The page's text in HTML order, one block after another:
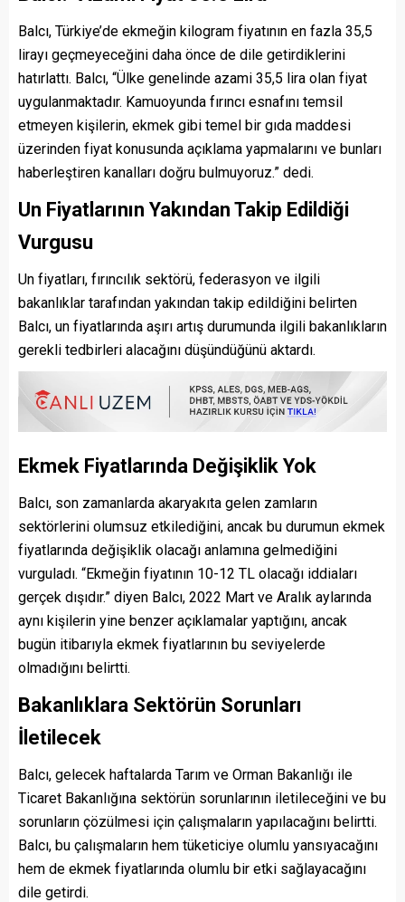
Balcı, Türkiye’de ekmeğin kilogram fiyatının en fazla 35,5
lirayı geçmeyeceğini daha önce de dile getirdiklerini
hatırlattı. Balcı, “Ülke genelinde azami 35,5 lira olan fiyat
uygulanmaktadır. Kamuoyunda fırıncı esnafını temsil
etmeyen kişilerin, ekmek gibi temel bir gıda maddesi
üzerinden fiyat konusunda açıklama yapmalarını ve bunları
haberleştiren kanalları doğru bulmuyoruz.” dedi.
Un Fiyatlarının Yakından Takip Edildiği
Vurgusu
Un fiyatları, fırıncılık sektörü, federasyon ve ilgili
bakanlıklar tarafından yakından takip edildiğini belirten
Balcı, un fiyatlarında aşırı artış durumunda ilgili bakanlıkların
gerekli tedbirleri alacağını düşündüğünü aktardı.
Ekmek Fiyatlarında Değişiklik Yok
Balcı, son zamanlarda akaryakıta gelen zamların
sektörlerini olumsuz etkilediğini, ancak bu durumun ekmek
fiyatlarında değişiklik olacağı anlamına gelmediğini
vurguladı. “Ekmeğin fiyatının 10-12 TL olacağı iddiaları
gerçek dışıdır.” diyen Balcı, 2022 Mart ve Aralık aylarında
aynı kişilerin yine benzer açıklamalar yaptığını, ancak
bugün itibarıyla ekmek fiyatlarının bu seviyelerde
olmadığını belirtti.
Bakanlıklara Sektörün Sorunları
İletilecek
Balcı, gelecek haftalarda Tarım ve Orman Bakanlığı ile
Ticaret Bakanlığına sektörün sorunlarının iletileceğini ve bu
sorunların çözülmesi için çalışmaların yapılacağını belirtti.
Balcı, bu çalışmaların hem tüketiciye olumlu yansıyacağını
hem de ekmek fiyatlarında olumlu bir etki sağlayacağını
dile getirdi.